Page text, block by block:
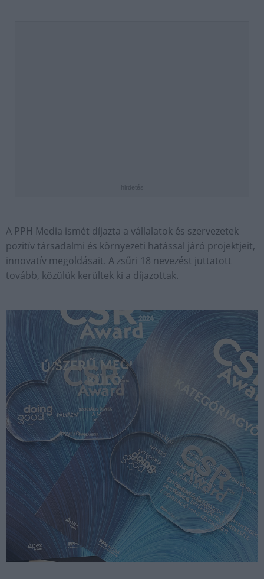
hirdetés
A PPH Media ismét díjazta a vállalatok és szervezetek
pozitív társadalmi és környezeti hatással járó projektjeit,
innovatív megoldásait. A zsűri 18 nevezést juttatott
tovább, közülük kerültek ki a díjazottak.